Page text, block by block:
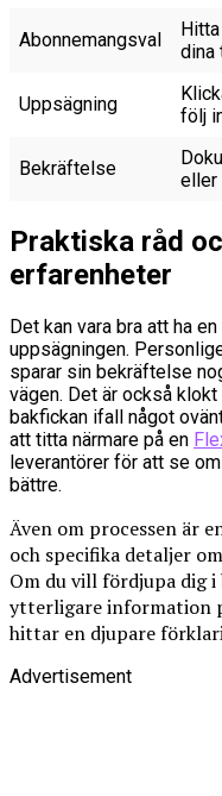
Abonnemangsval
dina
Uppsägning
följ
Bekräftelse
eller
Praktiska råd
erfarenheter
Det kan vara bra att ha
uppsägningen.
sparar sin bekräftelse
vägen. Det är också
bakfickan ifall något
att titta närmare på en
leverantörer för att se
bättre.
Även om processen är
och specifika detaljer
Om du vill fördjupa dig
ytterligare information
hittar en djupare
Advertisement